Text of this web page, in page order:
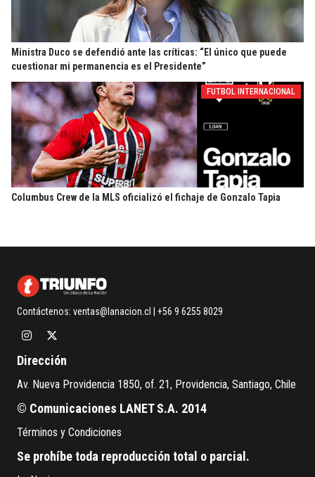
Ministra Duco se defendió ante las críticas: “El único que puede
cuestionar mi permanencia es el Presidente”
FUTBOL INTERNACIONAL
Columbus Crew de la MLS oficializó el fichaje de Gonzalo Tapia
Contáctenos: ventas@lanacion.cl | +56 9 6255 8029
Dirección
Av. Nueva Providencia 1850, of. 21, Providencia, Santiago, Chile
© Comunicaciones LANET S.A. 2014
Términos y Condiciones
Se prohíbe toda reproducción total o parcial.